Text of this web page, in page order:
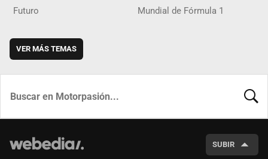
Futuro Mundial de Fórmula 1
VER MÁS TEMAS
SUBIR